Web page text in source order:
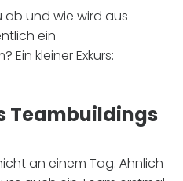
und wie wird aus
ein
kleiner Exkurs:
Teambuildings
an einem Tag. Ähnlich